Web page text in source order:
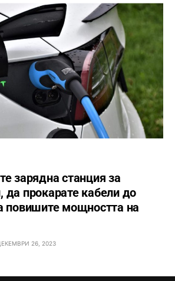
зарядна станция за
да прокарате кабели до
повишите мощността на
26, 2023